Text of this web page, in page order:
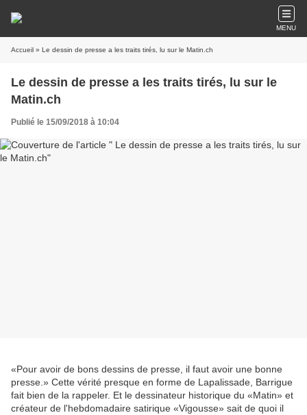
MENU
Accueil » Le dessin de presse a les traits tirés, lu sur le Matin.ch
Le dessin de presse a les traits tirés, lu sur le
Matin.ch
Publié le 15/09/2018 à 10:04
«Pour avoir de bons dessins de presse, il faut avoir une bonne
presse.» Cette vérité presque en forme de Lapalissade, Barrigue
fait bien de la rappeler. Et le dessinateur historique du «Matin» et
créateur de l'hebdomadaire satirique «Vigousse» sait de quoi il